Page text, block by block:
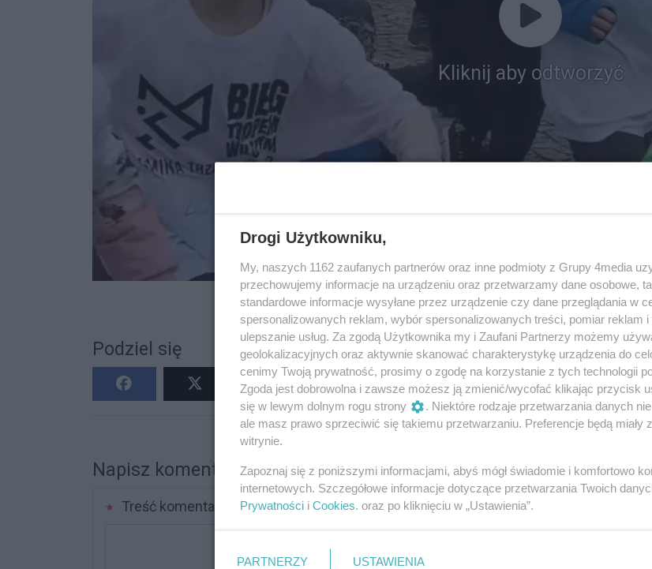
Kliknij aby odtworzyć
Podziel się
Napisz komentarz
Treść komentarza
Drogi Użytkowniku,
My, naszych 1162 zaufanych partnerów oraz inne podmioty z Grupy 4media
przechowujemy informacje na urządzeniu oraz przetwarzamy dane osobowe,
standardowe informacje wysyłane przez urządzenie czy dane przeglądania w
spersonalizowanych reklam, wybór spersonalizowanych treści, pomiar reklam
ulepszanie usług. Za zgodą Użytkownika my i Zaufani Partnerzy możemy
geolokalizacyjnych oraz aktywnie skanować charakterystykę urządzenia do
cenimy Twoją prywatność, prosimy o zgodę na korzystanie z tych technologii
Zgoda jest dobrowolna i zawsze możesz ją zmienić/wycofać klikając przycisk
się w lewym dolnym rogu strony
. Niektóre rodzaje przetwarzania danych
ale masz prawo sprzeciwić się takiemu przetwarzaniu. Preferencje będą miały
witrynie.
Zapoznaj się z poniższymi informacjami, abyś mógł świadomie i komfortowo
internetowych. Szczegółowe informacje dotyczące przetwarzania Twoich
Prywatności i Cookies. oraz po kliknięciu w „Ustawienia”.
PARTNERZY USTAWIENIA